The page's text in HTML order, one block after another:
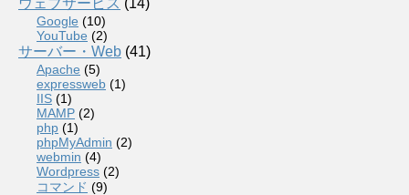
ウェブサービス (14)
Google (10)
YouTube (2)
サーバー・Web (41)
Apache (5)
expressweb (1)
IIS (1)
MAMP (2)
php (1)
phpMyAdmin (2)
webmin (4)
Wordpress (2)
コマンド (9)